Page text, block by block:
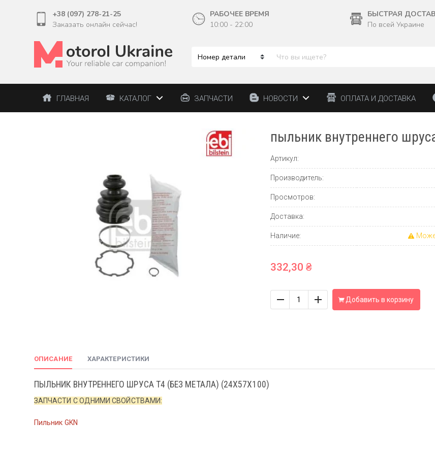
+38 (097) 278-21-25
Заказать онлайн сейчас!
РАБОЧЕЕ ВРЕМЯ
10:00 - 22:00
БЫСТРАЯ
По всей Украине
ГЛАВНАЯ КАТАЛОГ ЗАПЧАСТИ НОВОСТИ ОПЛАТА И ДОСТАВКА
пыльник внутреннего
Артикул:
Производитель:
Просмотров:
Доставка:
Наличие:
332,30 ₴
Добавить в корзину
ОПИСАНИЕ ХАРАКТЕРИСТИКИ
ПЫЛЬНИК ВНУТРЕННЕГО ШРУСА T4 (БЕЗ МЕТАЛА) (24X57X100)
ЗАПЧАСТИ С ОДНИМИ СВОЙСТВАМИ:
Пильник GKN